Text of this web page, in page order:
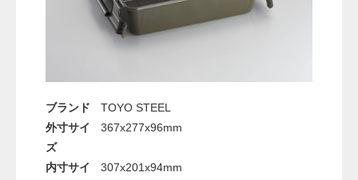
ブランド
TOYO STEEL
外寸サイ
ズ
367x277x96mm
内寸サイ
307x201x94mm